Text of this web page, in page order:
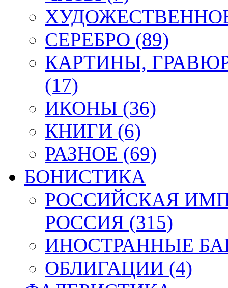
СЕРЕБРО (89)
КАРТИНЫ,
(17)
ИКОНЫ (36)
КНИГИ (6)
РАЗНОЕ (69)
БОНИСТИКА
РОССИЙСКАЯ
РОССИЯ (315)
ИНОСТРАННЫЕ
ОБЛИГАЦИИ (4)